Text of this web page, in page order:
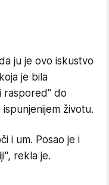
ju je ovo iskustvo
je bila
raspored" do
životu.
i um. Posao je i
rekla je.